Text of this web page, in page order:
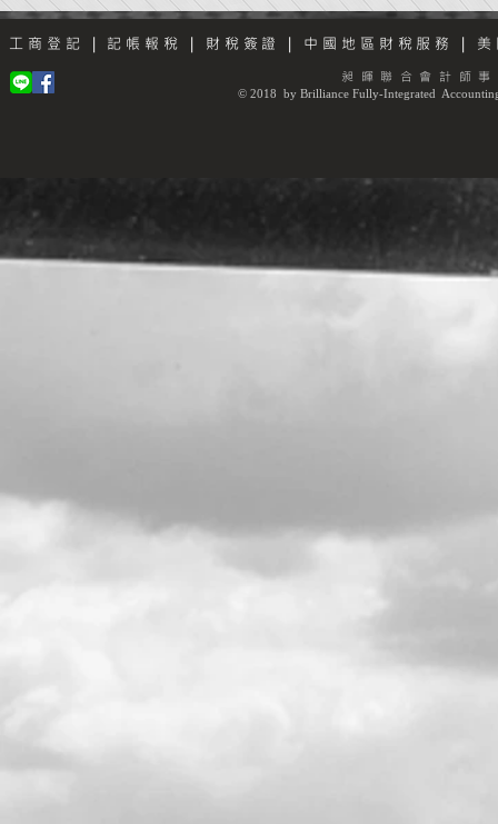
工商登記 | 記帳報稅 | 財稅簽證 | 中國地區財稅服務 |
昶暉聯合會計師
© 2018 by Brilliance Fully-Integrated